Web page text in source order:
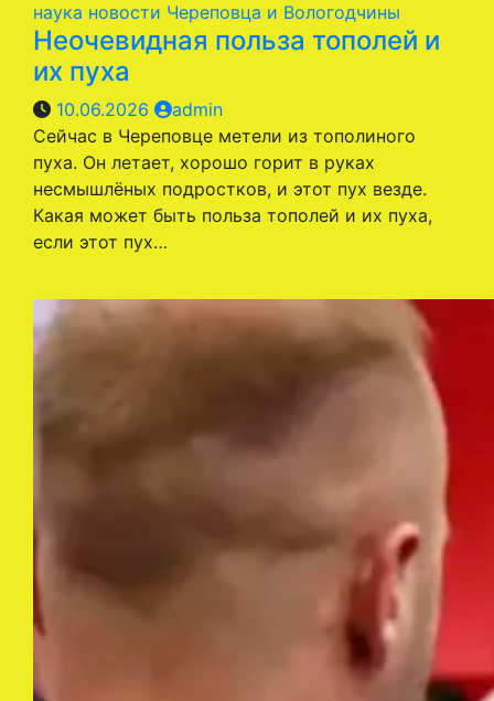
наука новости Череповца и Вологодчины
Неочевидная польза тополей и
их пуха
10.06.2026
admin
Сейчас в Череповце метели из тополиного
пуха. Он летает, хорошо горит в руках
несмышлёных подростков, и этот пух везде.
Какая может быть польза тополей и их пуха,
если этот пух…